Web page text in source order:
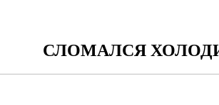
СЛОМАЛСЯ